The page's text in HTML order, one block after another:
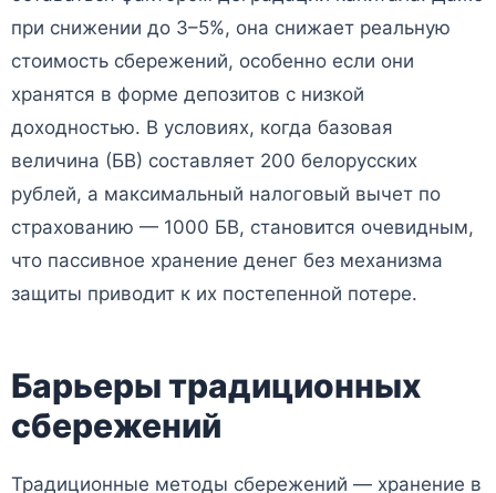
при снижении до 3–5%, она снижает реальную
стоимость сбережений, особенно если они
хранятся в форме депозитов с низкой
доходностью. В условиях, когда базовая
величина (БВ) составляет 200 белорусских
рублей, а максимальный налоговый вычет по
страхованию — 1000 БВ, становится очевидным,
что пассивное хранение денег без механизма
защиты приводит к их постепенной потере.
Барьеры традиционных
сбережений
Традиционные методы сбережений — хранение в